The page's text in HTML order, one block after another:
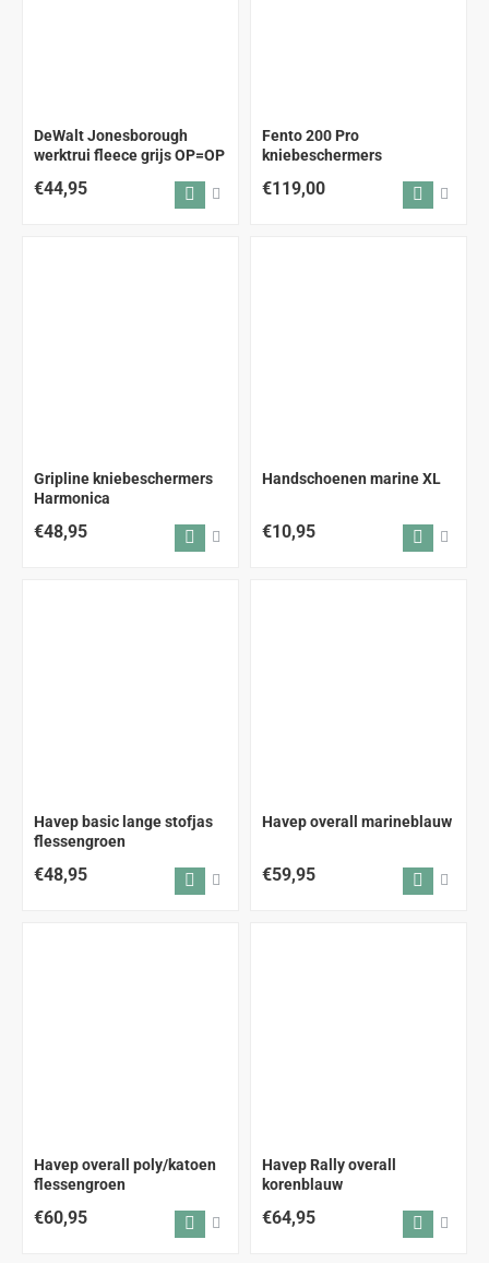
OP = OP
DeWalt Jonesborough
werktrui fleece grijs OP=OP
€44,95
Fento 200 Pro
kniebeschermers
€119,00
Gripline kniebeschermers
Harmonica
€48,95
Handschoenen marine XL
€10,95
Havep basic lange stofjas
flessengroen
€48,95
Havep overall marineblauw
€59,95
Havep overall poly/katoen
flessengroen
€60,95
Havep Rally overall
korenblauw
€64,95